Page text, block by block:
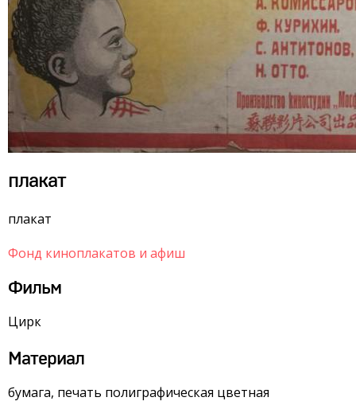
плакат
плакат
Фонд киноплакатов и афиш
Фильм
Цирк
Материал
бумага, печать полиграфическая цветная